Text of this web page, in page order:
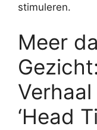
stimuleren.
Meer
‘Head